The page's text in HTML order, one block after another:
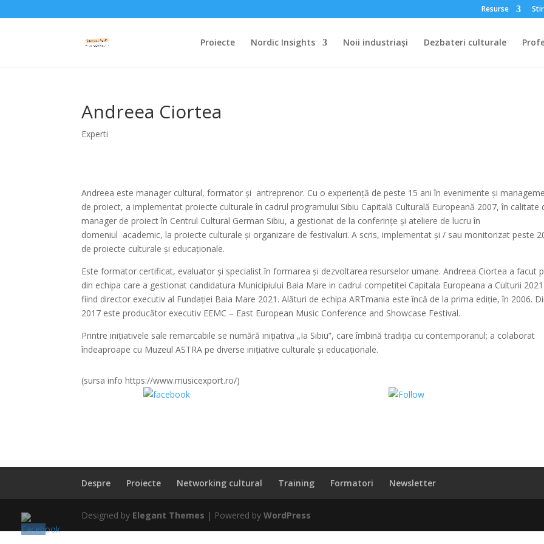
Resurse
Proiecte Nordic Insights Noii industriași Dezbateri culturale
Andreea Ciortea
Experti
Andreea este manager cultural, formator și antreprenor. Cu o experiență de peste 15 ani în evenimente și
de proiect, a implementat proiecte culturale în cadrul programului Sibiu Capitală Culturală Europeană 2007, în calitate
manager de proiect în Centrul Cultural German Sibiu, a gestionat de la conferințe și ateliere de lucru în
domeniul academic, la proiecte culturale și organizare de festivaluri. A scris, implementat și / sau monitorizat peste
de proiecte culturale și educaționale.
Este formator certificat, evaluator și specialist în formarea și dezvoltarea resurselor umane. Andreea Ciortea a facut
din echipa care a gestionat candidatura Municipiului Baia Mare in cadrul competitei Capitala Europeana a Culturii 2021
fiind director executiv al Fundației Baia Mare 2021. Alături de echipa ARTmania este încă de la prima ediție, în 2006.
2017 este producător executiv EEMC – East European Music Conference and Showcase Festival.
Printre inițiativele sale remarcabile se numără inițiativa „Ia Sibiu”, care îmbină tradiția cu contemporanul; a colaborat
îndeaproape cu Muzeul ASTRA pe diverse inițiative culturale și educaționale.
(sursa info https://www.musicexport.ro/)
Share on Facebook
Share on WhatsApp
Despre Proiecte Networking cultural Training Formatori Newsletter
Designed by Elegant Themes | Powered byWordPress